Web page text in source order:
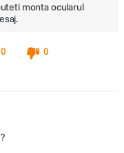
monta ocularul
0
0